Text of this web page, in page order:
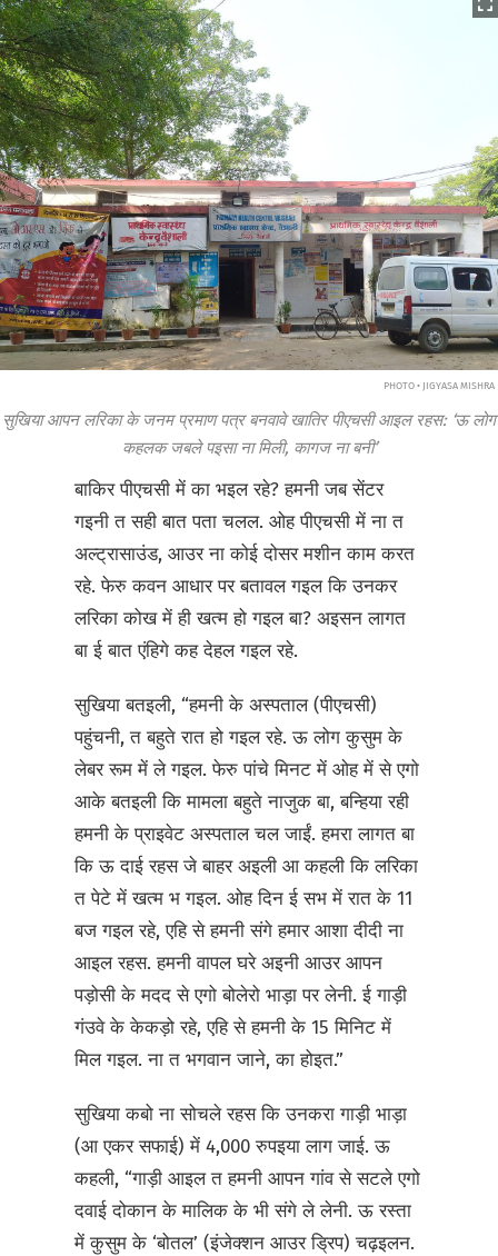
PHOTO • JIGYASA MISHRA
सुखिया आपन लरिका के जनम प्रमाण पत्र बनवावे खातिर पीएचसी आइल रहस: ‘ऊ लोग
कहलक जबले पइसा ना मिली, कागज ना बनी’
बाकिर पीएचसी में का भइल रहे? हमनी जब सेंटर
गइनी त सही बात पता चलल. ओह पीएचसी में ना त
अल्ट्रासाउंड, आउर ना कोई दोसर मशीन काम करत
रहे. फेरु कवन आधार पर बतावल गइल कि उनकर
लरिका कोख में ही खत्म हो गइल बा? अइसन लागत
बा ई बात एंहिगे कह देहल गइल रहे.
सुखिया बतइली, “हमनी के अस्पताल (पीएचसी)
पहुंचनी, त बहुते रात हो गइल रहे. ऊ लोग कुसुम के
लेबर रूम में ले गइल. फेरु पांचे मिनट में ओह में से एगो
आके बतइली कि मामला बहुते नाजुक बा, बन्हिया रही
हमनी के प्राइवेट अस्पताल चल जाईं. हमरा लागत बा
कि ऊ दाई रहस जे बाहर अइली आ कहली कि लरिका
त पेटे में खत्म भ गइल. ओह दिन ई सभ में रात के 11
बज गइल रहे, एहि से हमनी संगे हमार आशा दीदी ना
आइल रहस. हमनी वापल घरे अइनी आउर आपन
पड़ोसी के मदद से एगो बोलेरो भाड़ा पर लेनी. ई गाड़ी
गंउवे के केकड़ो रहे, एहि से हमनी के 15 मिनिट में
मिल गइल. ना त भगवान जाने, का होइत.”
सुखिया कबो ना सोचले रहस कि उनकरा गाड़ी भाड़ा
(आ एकर सफाई) में 4,000 रुपइया लाग जाई. ऊ
कहली, “गाड़ी आइल त हमनी आपन गांव से सटले एगो
दवाई दोकान के मालिक के भी संगे ले लेनी. ऊ रस्ता
में कुसुम के ‘बोतल’ (इंजेक्शन आउर ड्रिप) चढ़इलन.